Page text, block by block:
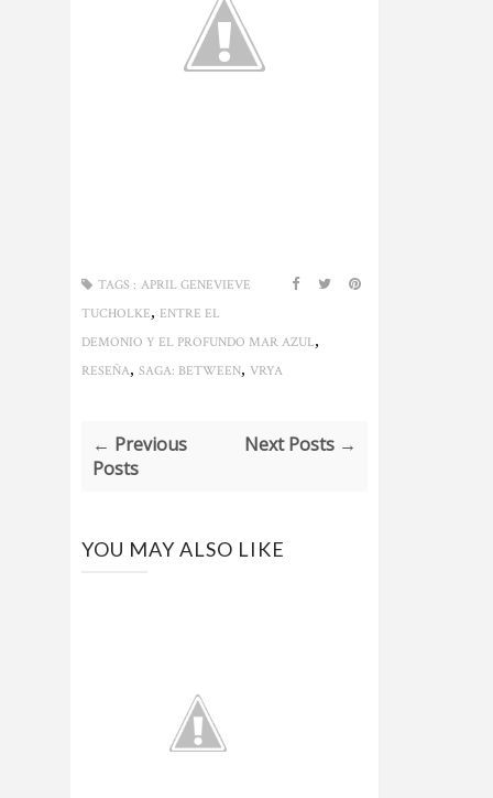
TAGS : APRIL GENEVIEVE
TUCHOLKE, ENTRE EL
DEMONIO Y EL PROFUNDO MAR AZUL,
RESEÑA, SAGA: BETWEEN, VRYA
← Previous
Posts
Next Posts →
YOU MAY ALSO LIKE